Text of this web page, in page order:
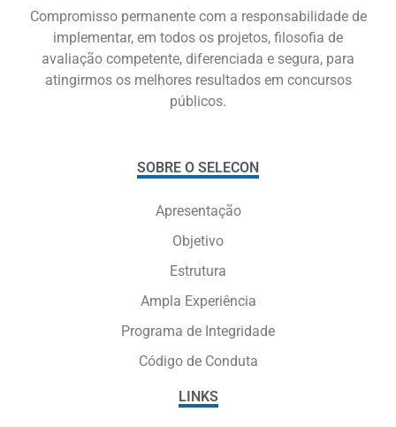
Compromisso permanente com a responsabilidade de
implementar, em todos os projetos, filosofia de
avaliação competente, diferenciada e segura, para
atingirmos os melhores resultados em concursos
públicos.
SOBRE O SELECON
Apresentação
Objetivo
Estrutura
Ampla Experiência
Programa de Integridade
Código de Conduta
LINKS